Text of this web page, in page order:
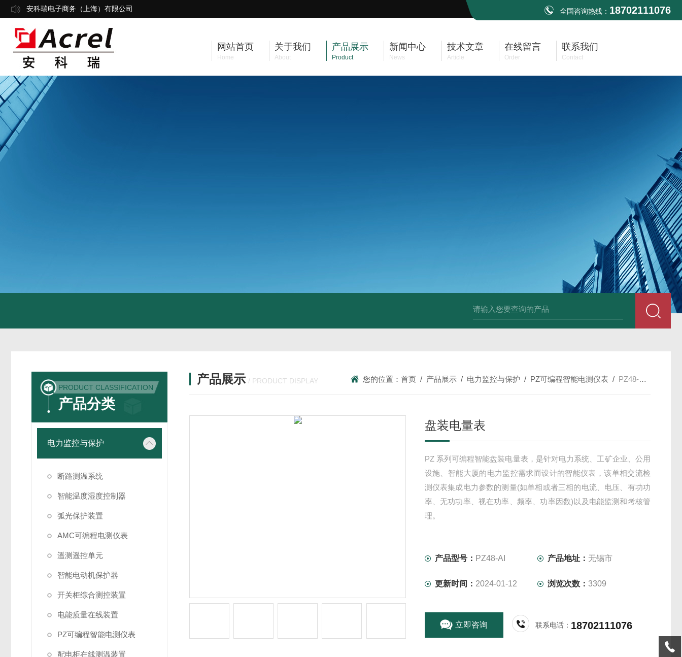
安科瑞电子商务（上海）有限公司 全国咨询热线： 18702111076
网站首页
Home
关于我们
About
产品展示
Product
新闻中心
News
技术文章
Article
在线留言
Order
联系我们
Contact
PRODUCT CLASSIFICATION
产品分类
电力监控与保护
断路测温系统
智能温度湿度控制器
弧光保护装置
AMC可编程电测仪表
遥测遥控单元
智能电动机保护器
开关柜综合测控装置
电能质量在线装置
PZ可编程智能电测仪表
配电柜在线测温装置
产品展示 / PRODUCT DISPLAY 您的位置：首页 / 产品展示 / 电力监控与保护 / PZ可编程智能电测仪表 / PZ48-AI盘装电量表
盘装电量表
PZ 系列可编程智能盘装电量表，是针对电力系统、工矿企业、公用
设施、智能大厦的电力监控需求而设计的智能仪表，该单相交流检
测仪表集成电力参数的测量(如单相或者三相的电流、电压、有功功
率、无功功率、视在功率、频率、功率因数)以及电能监测和考核管
理。
产品型号： PZ48-AI 产品地址： 无锡市
更新时间： 2024-01-12 浏览次数：3309
立即咨询 联系电话： 18702111076